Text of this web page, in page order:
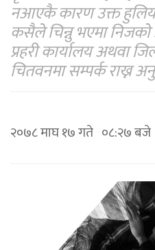
नआएकै कारण उक्त
कसैले चिन्नु भएमा
प्रहरी कार्यालय अथवा
चितवनमा सम्पर्क राख्न
२०७८ माघ १७ गते ०८:२७ बजे